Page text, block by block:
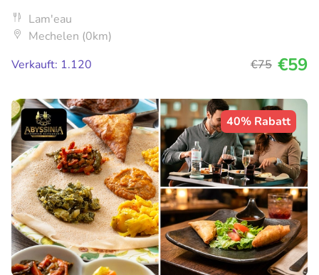
Lam'eau
Mechelen (0km)
Verkauft: 1.120
€75 €59
40% Rabatt